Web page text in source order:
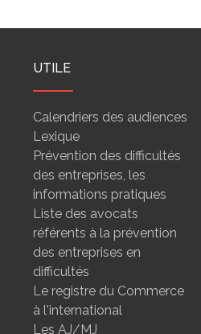
UTILE
Calendriers des audiences
Lexique
Prévention des difficultés
des entreprises, les
informations pratiques
Liste des avocats
référents à la prévention
des entreprises en
difficultés
Le registre du Commerce
à l'international
Les AJ/MJ